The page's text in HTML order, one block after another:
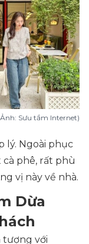
Sưu tầm Internet)
lý. Ngoài phục
cà phê, rất phù
vị này về nhà.
Dừa
tượng với